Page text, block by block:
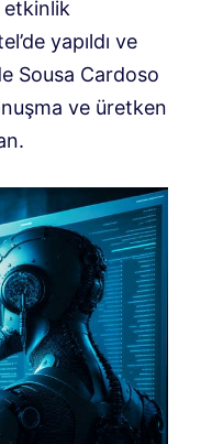
yapıldı ve
Sousa Cardoso
ve üretken